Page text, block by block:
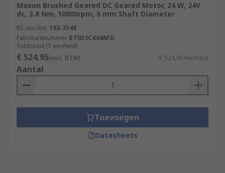
Maxon Brushed Geared DC Geared Motor, 24 W, 24V
dc, 3.8 Nm, 10800rpm, 6 mm Shaft Diameter
RS-stocknr. 162-3148
Fabrikantnummer B75D3C444AFD
Subtotaal (1 eenheid)
€ 524,95(excl. BTW) € 524,95/eenheid
Aantal
Toevoegen
Datasheets